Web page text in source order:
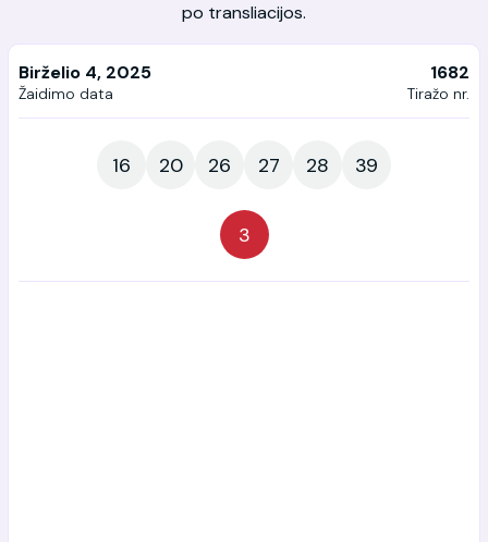
po transliacijos.
Birželio 4, 2025
Žaidimo data
1682
Tiražo nr.
16 20 26 27 28 39
3